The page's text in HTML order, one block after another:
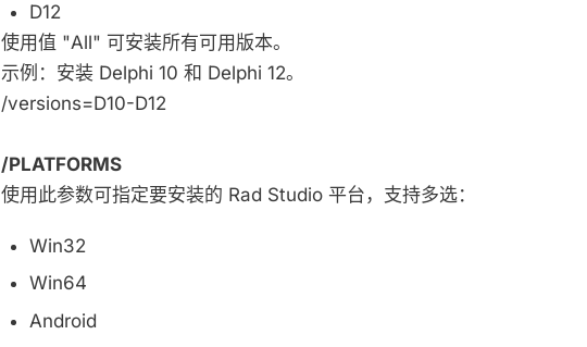
D12
使用值 "All" 可安装所有可用版本。
示例：安装 Delphi 10 和 Delphi 12。
/versions=D10-D12
/PLATFORMS
使用此参数可指定要安装的 Rad Studio 平台，支持多选：
Win32
Win64
Android